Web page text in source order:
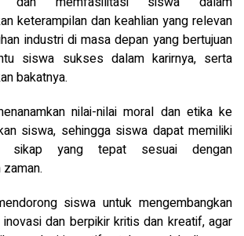
keterampilan dan keahlian yang relevan
industri di masa depan yang bertujuan
siswa sukses dalam karirnya, serta
bakatnya.
nilai-nilai moral dan etika ke
siswa, sehingga siswa dapat memiliki
sikap yang tepat sesuai dengan
siswa untuk mengembangkan
dan berpikir kritis dan kreatif, agar